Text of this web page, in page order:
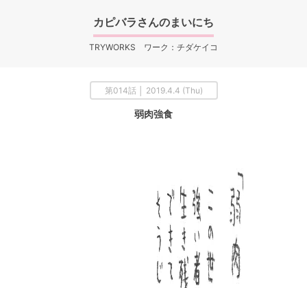
カピバラさんのまいにち
TRYWORKS ワーク：チダケイコ
第014話 │ 2019.4.4 (Thu)
弱肉強食